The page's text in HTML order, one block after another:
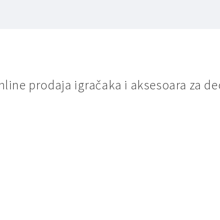
prodaja igračaka i aksesoara za